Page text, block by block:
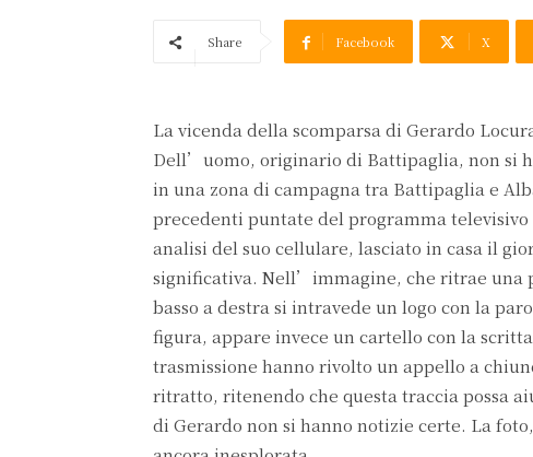
Share Facebook X
La vicenda della scomparsa di Gerardo
Dell’uomo, originario di Battipaglia, non si
in una zona di campagna tra Battipaglia e
precedenti puntate del programma televisivo
analisi del suo cellulare, lasciato in casa il
significativa. Nell’immagine, che ritrae una
basso a destra si intravede un logo con la
figura, appare invece un cartello con la
trasmissione hanno rivolto un appello a
ritratto, ritenendo che questa traccia possa
di Gerardo non si hanno notizie certe. La